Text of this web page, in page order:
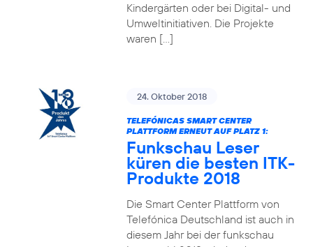
Kindergärten oder bei Digital- und
Umweltinitiativen. Die Projekte
waren […]
24. Oktober 2018
TELEFÓNICAS SMART CENTER
PLATTFORM ERNEUT AUF PLATZ 1:
Funkschau Leser
küren die besten ITK-
Produkte 2018
Die Smart Center Plattform von
Telefónica Deutschland ist auch in
diesem Jahr bei der funkschau